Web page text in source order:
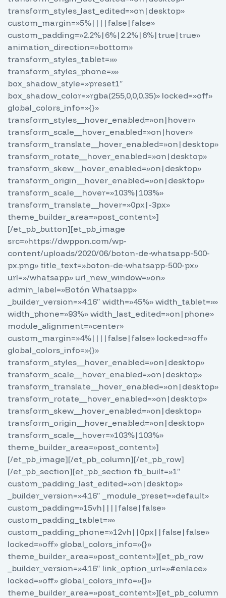
transform_styles_last_edited=»on|desktop»
custom_margin=»5%||||false|false»
custom_padding=»2.2%|6%|2.2%|6%|true|true»
animation_direction=»bottom»
transform_styles_tablet=»»
transform_styles_phone=»»
box_shadow_style=»preset1″
box_shadow_color=»rgba(255,0,0,0.35)» locked=»off»
global_colors_info=»{}»
transform_styles__hover_enabled=»on|hover»
transform_scale__hover_enabled=»on|hover»
transform_translate__hover_enabled=»on|desktop»
transform_rotate__hover_enabled=»on|desktop»
transform_skew__hover_enabled=»on|desktop»
transform_origin__hover_enabled=»on|desktop»
transform_scale__hover=»103%|103%»
transform_translate__hover=»0px|-3px»
theme_builder_area=»post_content»]
[/et_pb_button][et_pb_image
src=»https://dwppon.com/wp-
content/uploads/2020/06/boton-de-whatsapp-500-
px.png» title_text=»boton-de-whatsapp-500-px»
url=»/whatsapp» url_new_window=»on»
admin_label=»Botón Whatsapp»
_builder_version=»4.16″ width=»45%» width_tablet=»»
width_phone=»93%» width_last_edited=»on|phone»
module_alignment=»center»
custom_margin=»4%||||false|false» locked=»off»
global_colors_info=»{}»
transform_styles__hover_enabled=»on|desktop»
transform_scale__hover_enabled=»on|desktop»
transform_translate__hover_enabled=»on|desktop»
transform_rotate__hover_enabled=»on|desktop»
transform_skew__hover_enabled=»on|desktop»
transform_origin__hover_enabled=»on|desktop»
transform_scale__hover=»103%|103%»
theme_builder_area=»post_content»]
[/et_pb_image][/et_pb_column][/et_pb_row]
[/et_pb_section][et_pb_section fb_built=»1″
custom_padding_last_edited=»on|desktop»
_builder_version=»4.16″ _module_preset=»default»
custom_padding=»15vh||||false|false»
custom_padding_tablet=»»
custom_padding_phone=»12vh||0px||false|false»
locked=»off» global_colors_info=»{}»
theme_builder_area=»post_content»][et_pb_row
_builder_version=»4.16″ link_option_url=»#enlace»
locked=»off» global_colors_info=»{}»
theme_builder_area=»post_content»][et_pb_column